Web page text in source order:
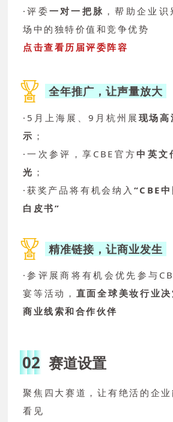
·评委一对一把脉 ，帮助企业
场中的独特价值和竞争优势
点击查看历届评委阵容
全年推广，让声量放大
·5月上海展、9月杭州展 现场
示 ；
·一次参评，享CBE官方中英文
光 ；
·获奖产品将有机会纳入 “CBE
白皮书”
精准链接，让商业发生
·参评展商将有机会优先参与
宴等活动， 直面全球美妆行业
商业线索和合作伙伴
02赛道设置
聚焦四大赛道，让有绝活的企
看见